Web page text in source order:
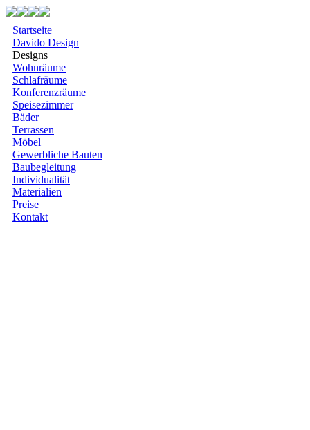
Startseite
Davido Design
Designs
Wohnräume
Schlafräume
Konferenzräume
Speisezimmer
Bäder
Terrassen
Möbel
Gewerbliche Bauten
Baubegleitung
Individualität
Materialien
Preise
Kontakt